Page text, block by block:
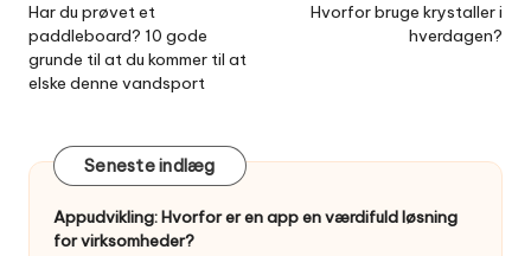
navigation
Har du prøvet et
paddleboard? 10 gode
grunde til at du kommer til at
elske denne vandsport
Hvorfor bruge krystaller i
hverdagen?
Seneste indlæg
Appudvikling: Hvorfor er en app en værdifuld løsning
for virksomheder?